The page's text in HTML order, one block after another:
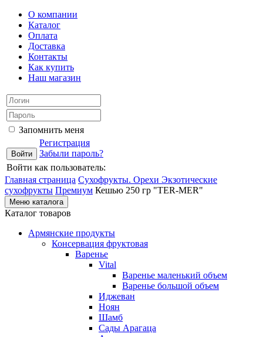
О компании
Каталог
Оплата
Доставка
Контакты
Как купить
Наш магазин
Запомнить меня
Регистрация
Забыли пароль?
Войти как пользователь:
Главная страница Сухофрукты. Орехи Экзотические
сухофрукты Премиум Кешью 250 гр "TER-MER"
Меню каталога
Каталог товаров
Армянские продукты
Консервация фруктовая
Варенье
Vital
Варенье маленький объем
Варенье большой объем
Иджеван
Ноян
Шамб
Сады Арагаца